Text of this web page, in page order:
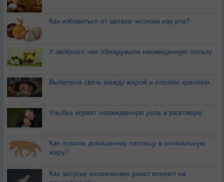
Как избавиться от запаха чеснока изо рта?
У зелёного чая обнаружили неожиданную пользу
Выявлена связь между жарой и плохим зрением
Улыбка играет неожиданную роль в разговоре
Как помочь домашнему питомцу в аномальную
жару?
Как запуски космических ракет влияют на